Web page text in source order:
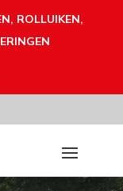
ROLLUIKEN,